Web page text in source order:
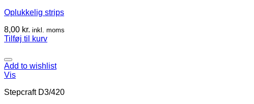
Oplukkelig strips
8,00 kr. inkl. moms
Tilføj til kurv
Add to wishlist
Vis
Stepcraft D3/420